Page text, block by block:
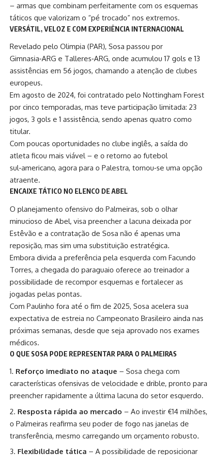
– armas que combinam perfeitamente com os esquemas
táticos que valorizam o “pé trocado” nos extremos.
VERSÁTIL, VELOZ E COM EXPERIÊNCIA INTERNACIONAL
Revelado pelo Olimpia (PAR), Sosa passou por
Gimnasia‑ARG e Talleres‑ARG, onde acumulou 17 gols e 13
assistências em 56 jogos, chamando a atenção de clubes
europeus.
Em agosto de 2024, foi contratado pelo Nottingham Forest
por cinco temporadas, mas teve participação limitada: 23
jogos, 3 gols e 1 assistência, sendo apenas quatro como
titular.
Com poucas oportunidades no clube inglês, a saída do
atleta ficou mais viável – e o retorno ao futebol
sul‑americano, agora para o Palestra, tornou‑se uma opção
atraente.
ENCAIXE TÁTICO NO ELENCO DE ABEL
O planejamento ofensivo do Palmeiras, sob o olhar
minucioso de Abel, visa preencher a lacuna deixada por
Estêvão e a contratação de Sosa não é apenas uma
reposição, mas sim uma substituição estratégica.
Embora divida a preferência pela esquerda com Facundo
Torres, a chegada do paraguaio oferece ao treinador a
possibilidade de recompor esquemas e fortalecer as
jogadas pelas pontas.
Com Paulinho fora até o fim de 2025, Sosa acelera sua
expectativa de estreia no Campeonato Brasileiro ainda nas
próximas semanas, desde que seja aprovado nos exames
médicos.
O QUE SOSA PODE REPRESENTAR PARA O PALMEIRAS
Reforço imediato no ataque – Sosa chega com
características ofensivas de velocidade e drible, pronto para
preencher rapidamente a última lacuna do setor esquerdo.
Resposta rápida ao mercado – Ao investir €14 milhões,
o Palmeiras reafirma seu poder de fogo nas janelas de
transferência, mesmo carregando um orçamento robusto.
Flexibilidade tática – A possibilidade de reposicionar